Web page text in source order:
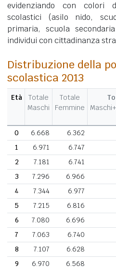
evidenziando con colori
scolastici (asilo nido,
primaria, scuola
individui con cittadinanza
Distribuzione della
scolastica 2013
Età
Totale
Maschi
Totale
Femmine
0
6.668 6.362
1
6.971 6.747
2
7.181 6.741
3
7.296 6.966
4
7.344 6.977
5
7.215 6.816
6
7.080 6.696
7
7.063 6.740
8
7.107 6.628
9
6.970 6.568